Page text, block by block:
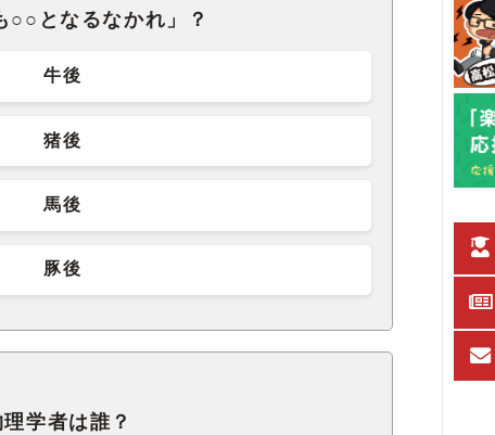
○○となるなかれ」？
牛後
猪後
馬後
豚後
学者は誰？